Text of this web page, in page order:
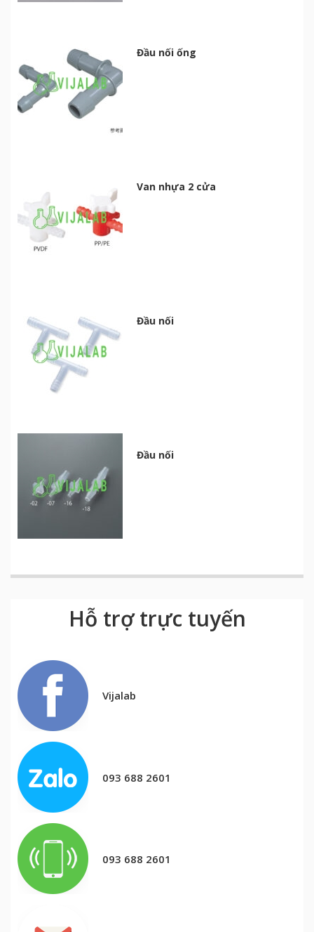
Đầu nối ống
Van nhựa 2 cửa
Đầu nối
Đầu nối
Hỗ trợ trực tuyến
Vijalab
093 688 2601
093 688 2601